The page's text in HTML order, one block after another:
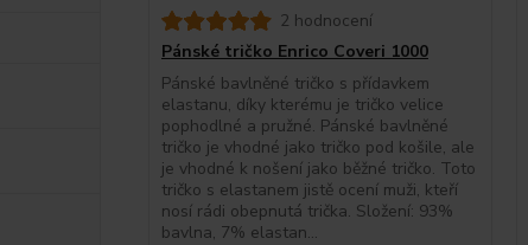
2 hodnocení
Pánské tričko Enrico Coveri 1000
Pánské bavlněné tričko s přídavkem
elastanu, díky kterému je tričko velice
pophodlné a pružné. Pánské bavlněné
tričko je vhodné jako tričko pod košile, ale
je vhodné k nošení jako běžné tričko. Toto
tričko s elastanem jistě ocení muži, kteří
nosí rádi obepnutá trička. Složení: 93%
bavlna, 7% elastan...